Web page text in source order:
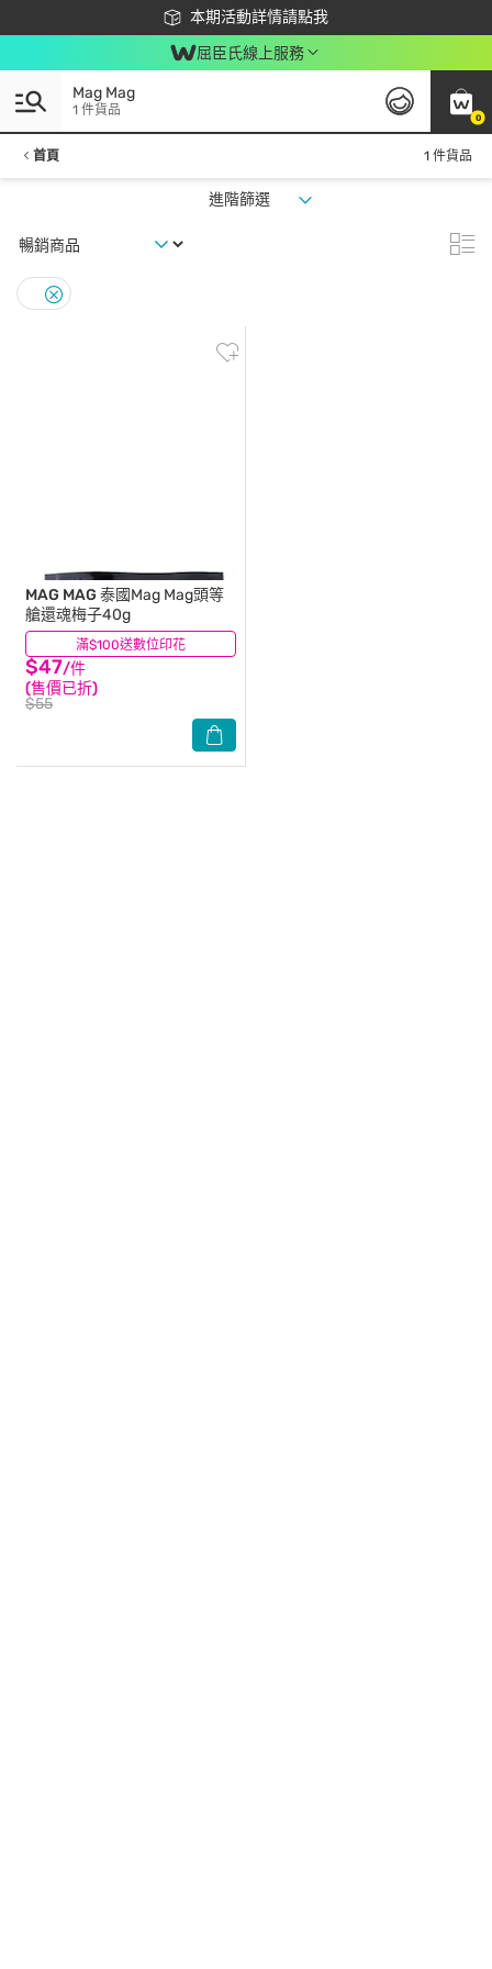
本期活動詳情請點我
下載app最高回饋$350
屈臣氏線上服務
0
Mag Mag
1 件貨品
首頁 1 件貨品
進階篩選
滿$100送數位印花
MAG MAG 泰國Mag Mag頭等
艙還魂梅子40g
$47/件
(售價已折)
$55
(33)